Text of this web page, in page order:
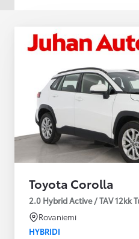
Toyota Corolla
2.0 Hybrid Active / TAV 12kk
Rovaniemi
HYBRIDI